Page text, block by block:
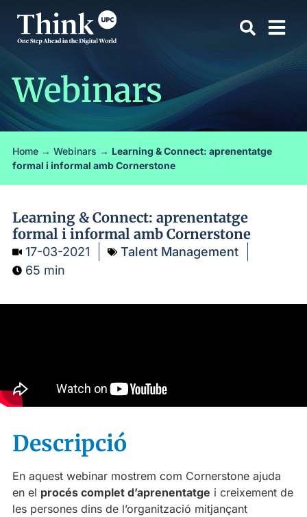
Webinars
Home → Webinars → Learning & Connect: aprenentatge
formal i informal amb Cornerstone
Learning & Connect: aprenentatge
formal i informal amb Cornerstone
17-03-2021
Talent Management
65 min
Descripció
En aquest webinar mostrem com Cornerstone ajuda
en el procés complet d’aprenentatge i creixement de
les persones dins de l’organització mitjançant